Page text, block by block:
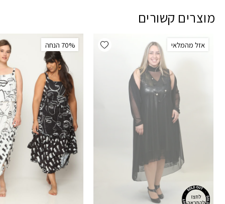
מוצרים קשורים
Add wishlist אזל מהמלאי ‫70% הנחה